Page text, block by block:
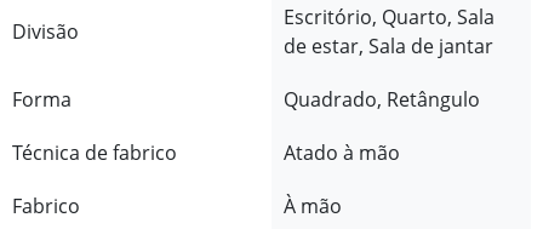
Divisão
Escritório, Quarto, Sala
de estar, Sala de jantar
Forma
Quadrado, Retângulo
Técnica de fabrico
Atado à mão
Fabrico
À mão